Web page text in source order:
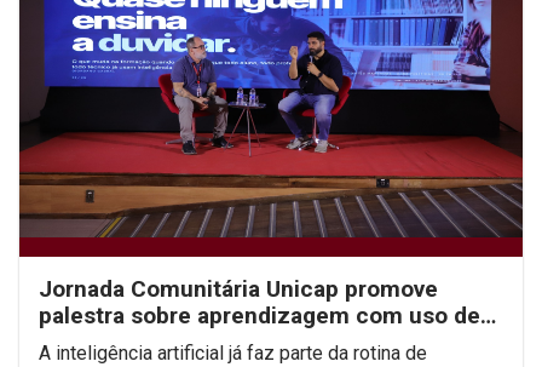
Jornada Comunitária Unicap promove
palestra sobre aprendizagem com uso de
IA
A inteligência artificial já faz parte da rotina de